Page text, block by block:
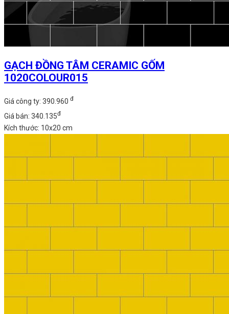
GẠCH ĐỒNG TÂM CERAMIC GỐM
1020COLOUR015
Giá công ty: 390.960 đ
Giá bán: 340.135đ
Kích thước: 10x20 cm